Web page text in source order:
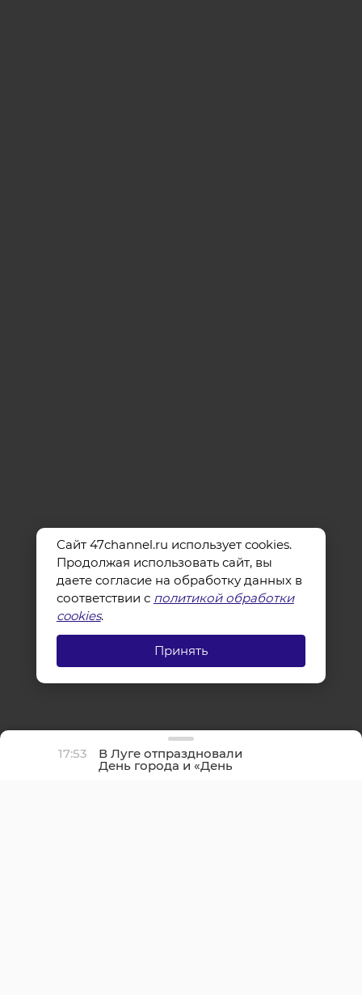
17:53 В Луге отпраздновали
День города и «День
детства»
Сайт 47channel.ru использует cookies.
Продолжая использовать сайт, вы
даете согласие на обработку данных в
соответствии с политикой обработки
cookies.
Принять